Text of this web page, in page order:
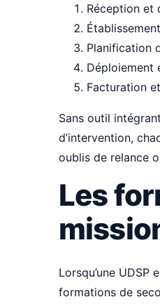
Réception et
Planification
Déploiement
Facturation
Sans outil
d’intervention,
oublis de relance
Les
Lorsqu’une
formations de